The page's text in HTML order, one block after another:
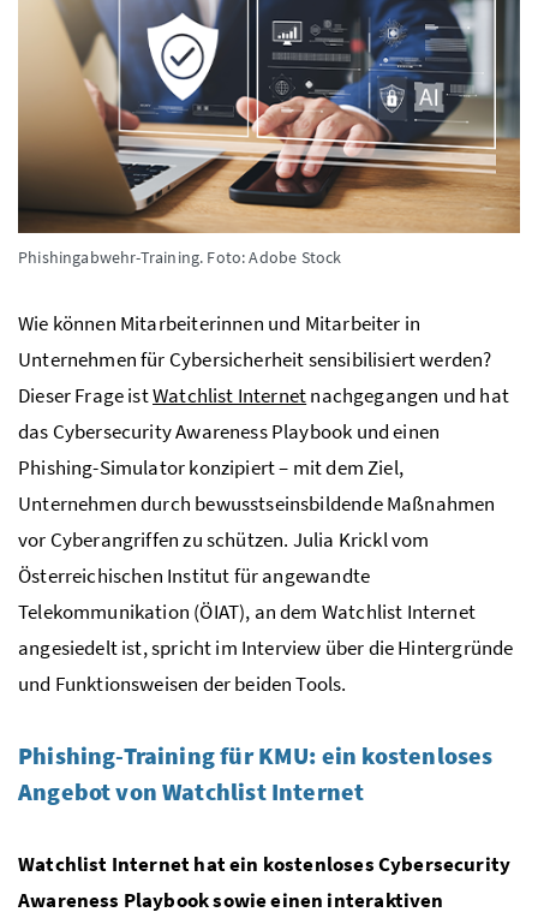
Phishingabwehr-Training. Foto: Adobe Stock
Wie können Mitarbeiterinnen und Mitarbeiter in
Unternehmen für Cybersicherheit sensibilisiert werden?
Dieser Frage istWatchlist Internetnachgegangen und hat
das Cybersecurity Awareness Playbook und einen
Phishing-Simulator konzipiert – mit dem Ziel,
Unternehmen durch bewusstseinsbildende Maßnahmen
vor Cyberangriffen zu schützen. Julia Krickl vom
Österreichischen Institut für angewandte
Telekommunikation (ÖIAT), an dem Watchlist Internet
angesiedelt ist, spricht im Interview über die Hintergründe
und Funktionsweisen der beiden Tools.
Phishing-Training für KMU: ein kostenloses
Angebot von Watchlist Internet
Watchlist Internet hat ein kostenloses Cybersecurity
Awareness Playbook sowie einen interaktiven